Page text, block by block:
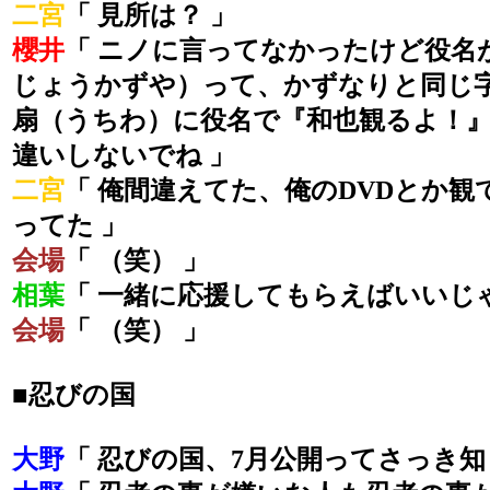
二宮 「 見所は？ 」
櫻井 「 ニノに言ってなかったけど役名
じょうかずや）って、かずなりと同じ
扇（うちわ）に役名で『和也観るよ！
違いしないでね 」
二宮 「 俺間違えてた、俺のDVDとか
ってた 」
会場「 （笑） 」
相葉 「 一緒に応援してもらえばいいじ
会場「 （笑） 」
■忍びの国
大野 「 忍びの国、7月公開ってさっき